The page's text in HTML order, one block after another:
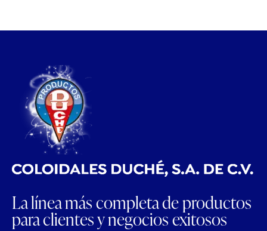
La línea más completa de productos
para clientes y negocios exitosos